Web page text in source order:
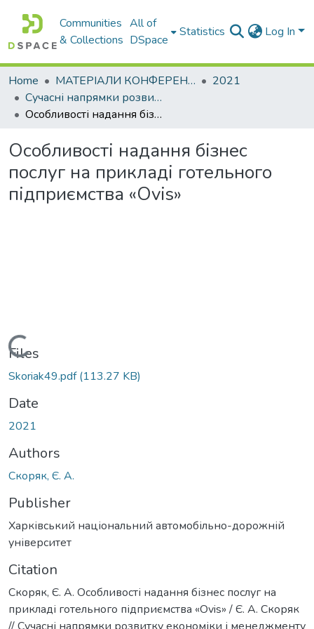
Communities
& Collections
All of
DSpace
Statistics Log In
Home МАТЕРІАЛИ КОНФЕРЕНЦІЙ
2021
Сучасні напрямки розвитку економіки і менеджменту підприємств України
Особливості надання бізнес послуг на прикладі готельного підприємства «Ovis»
Особливості надання бізнес
послуг на прикладі готельного
підприємства «Ovis»
Loading...
Files
Skoriak49.pdf(113.27 KB)
Date
2021
Authors
Скоряк, Є. А.
Publisher
Харківський національний автомобільно-дорожній
університет
Citation
Скоряк, Є. А. Особливості надання бізнес послуг на
прикладі готельного підприємства «Ovis» / Є. А. Скоряк